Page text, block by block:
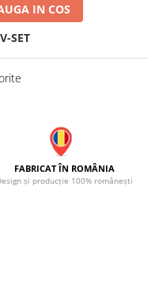
IN COS
SET
FABRICAT ÎN ROMÂNIA
și producție 100% românești